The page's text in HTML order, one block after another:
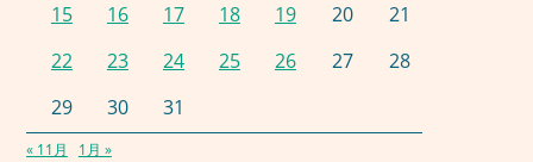
15
16 17 18 19 20
21
22
23 24 25 26 27
28
29
30 31
« 11月 1月 »